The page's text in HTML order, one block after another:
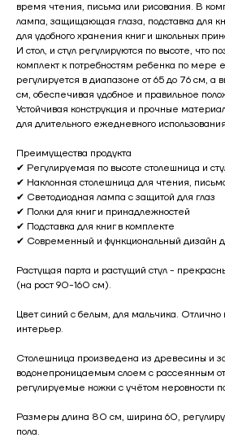
время чтения, письма или рисования. В
лампа, защищающая глаза, подставка для
для удобного хранения книг и школьных
И стол, и стул регулируются по высоте, что
комплект к потребностям ребенка по мере
регулируется в диапазоне от 65 до 76 см, а
см, обеспечивая удобное и правильное
Устойчивая конструкция и прочные
для длительного ежедневного
Преимущества продукта
✔ Регулируемая по высоте столешница и
✔ Наклонная столешница для чтения,
✔ Светодиодная лампа с защитой для глаз
✔ Полки для книг и принадлежностей
✔ Подставка для книг в комплекте
✔ Современный и функциональный дизайн
Растущая парта и растущий стул -
(на рост 90-160 см).
Цвет синий с белым, для мальчика. Отлично
интерьер.
Столешница произведена из древесины и
водонепроницаемым слоем с рассеянным
регулируемые ножки с учётом неровности
Размеры длина 80 см, ширина 60,
пола.